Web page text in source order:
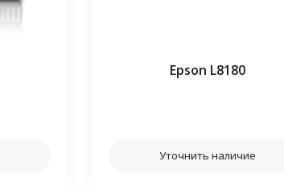
Epson L8180
Уточнить наличие